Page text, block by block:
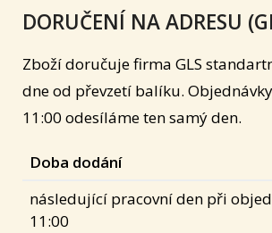
DORUČENÍ NA ADRESU
Zboží doručuje firma GLS
dne od převzetí balíku.
11:00 odesíláme ten samý den.
Doba dodání
následující pracovní den při
11:00